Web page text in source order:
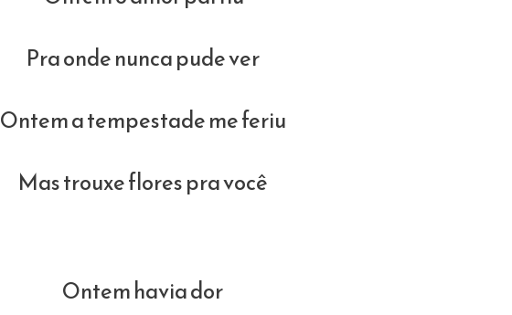
Pra onde nunca pude ver
Ontem a tempestade me feriu
Mas trouxe flores pra você
Ontem havia dor